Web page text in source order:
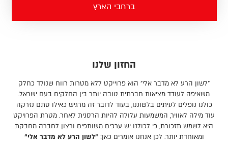
ברחבי הארץ
החזון שלנו
"לשון הרע לא מדבר אלי" הוא פרוייקט ללא מטרות רווח שנולד כחלק
משאיפה לעודד מציאות חברתית טובה יותר בין החלקים בעם ישראל.
כולנו נופלים לעיתים בלשוננו, בעוד לדובר זה מרגיש כאילו סתם נזרקה
עוד מילה לאוויר, המשמעות עלולה להיות הרסנית לאחר. מטרת הפרויקט
היא לשמש תזכורת, כי לכולנו יש ערכים משותפים ורצון לחברה מחבקת
ומאוחדת יותר. לכן אנחנו אומרים כאן: "לשון הרע לא מדבר אלי"